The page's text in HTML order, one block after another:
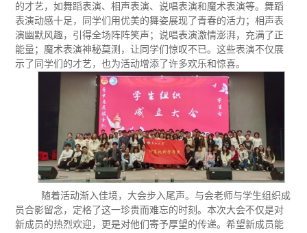
的才艺，如舞蹈表演、相声表演、说唱表演和魔术表演等。舞蹈
表演动感十足，同学们用优美的舞姿展现了青春的活力；相声表
演幽默风趣，引得全场阵阵笑声；说唱表演激情澎湃，充满了正
能量；魔术表演神秘莫测，让同学们惊叹不已。这些表演不仅展
示了同学们的才艺，也为活动增添了许多欢乐和惊喜。
随着活动渐入佳境，大会步入尾声。与会老师与学生组织成
员合影留念，定格了这一珍贵而难忘的时刻。本次大会不仅是对
新成员的热烈欢迎，更是对他们寄予厚望的传递。希望新成员能